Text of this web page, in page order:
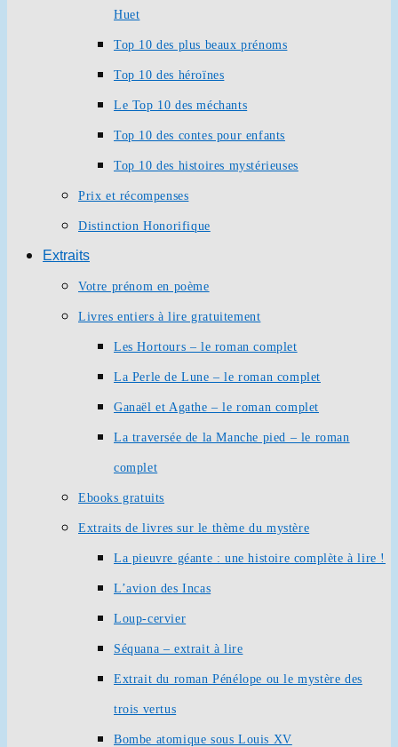
Huet
Top 10 des plus beaux prénoms
Top 10 des héroïnes
Le Top 10 des méchants
Top 10 des contes pour enfants
Top 10 des histoires mystérieuses
Prix et récompenses
Distinction Honorifique
Extraits
Votre prénom en poème
Livres entiers à lire gratuitement
Les Hortours – le roman complet
La Perle de Lune – le roman complet
Ganaël et Agathe – le roman complet
La traversée de la Manche pied – le roman
complet
Ebooks gratuits
Extraits de livres sur le thème du mystère
La pieuvre géante : une histoire complète à lire !
L’avion des Incas
Loup-cervier
Séquana – extrait à lire
Extrait du roman Pénélope ou le mystère des
trois vertus
Bombe atomique sous Louis XV